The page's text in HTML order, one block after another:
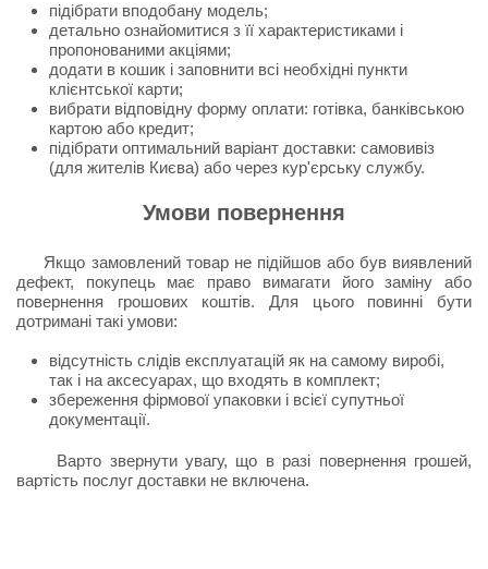
підібрати вподобану модель;
детально ознайомитися з її характеристиками і
пропонованими акціями;
додати в кошик і заповнити всі необхідні пункти
клієнтської карти;
вибрати відповідну форму оплати: готівка, банківською
картою або кредит;
підібрати оптимальний варіант доставки: самовивіз
(для жителів Києва) або через кур'єрську службу.
Умови повернення
Якщо замовлений товар не підійшов або був виявлений
дефект, покупець має право вимагати його заміну або
повернення грошових коштів. Для цього повинні бути
дотримані такі умови:
відсутність слідів експлуатацій як на самому виробі,
так і на аксесуарах, що входять в комплект;
збереження фірмової упаковки і всієї супутньої
документації.
Варто звернути увагу, що в разі повернення грошей,
вартість послуг доставки не включена.